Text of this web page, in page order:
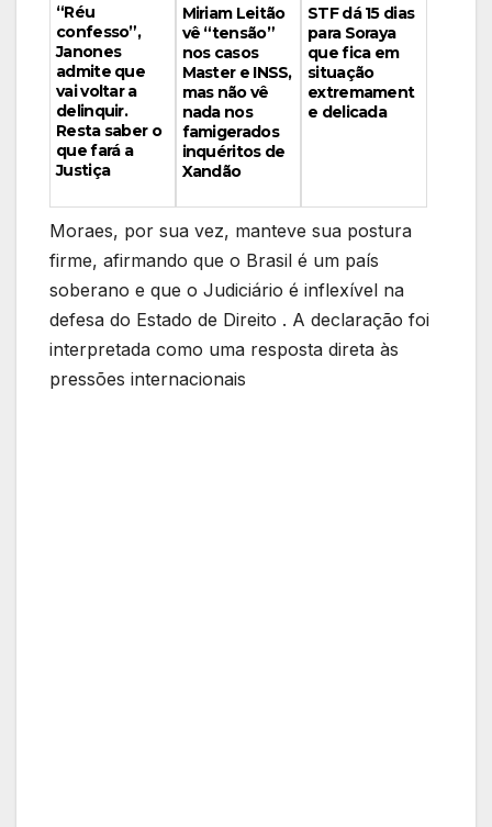
“Réu
confesso”,
Janones
admite que
vai voltar a
delinquir.
Resta saber o
que fará a
Justiça
Miriam Leitão
vê “tensão”
nos casos
Master e INSS,
mas não vê
nada nos
famigerados
inquéritos de
Xandão
STF dá 15 dias
para Soraya
que fica em
situação
extremament
e delicada
Moraes, por sua vez, manteve sua postura
firme, afirmando que o Brasil é um país
soberano e que o Judiciário é inflexível na
defesa do Estado de Direito . A declaração foi
interpretada como uma resposta direta às
pressões internacionais